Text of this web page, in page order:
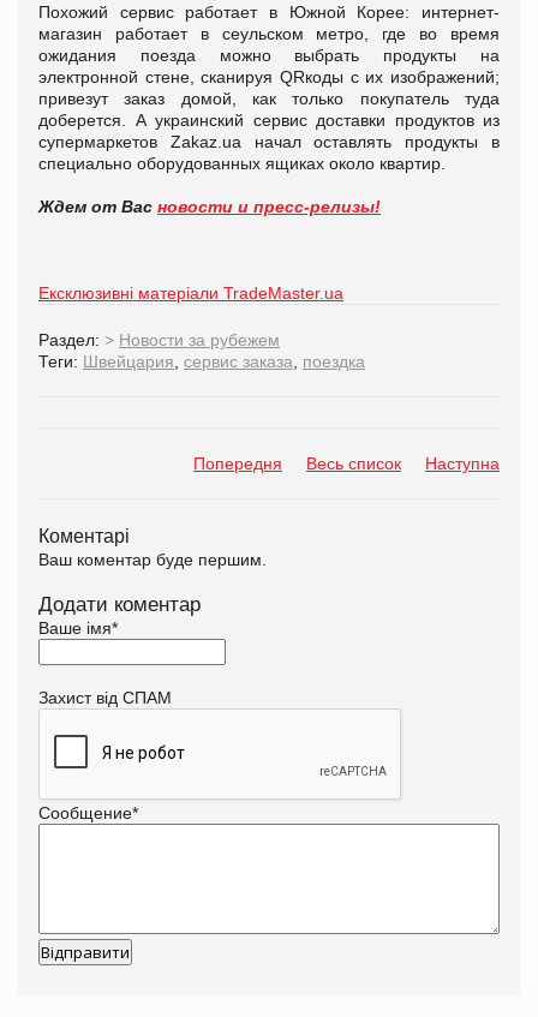
Похожий сервис работает в Южной Корее: интернет-
магазин работает в сеульском метро, где во время
ожидания поезда можно выбрать продукты на
электронной стене, сканируя QRкоды с их изображений;
привезут заказ домой, как только покупатель туда
доберется. А украинский сервис доставки продуктов из
супермаркетов Zakaz.ua начал оставлять продукты в
специально оборудованных ящиках около квартир.
Ждем от Вас новости и пресс-релизы!
Ексклюзивні матеріали TradeMaster.ua
Раздел: > Новости за рубежем
Теги: Швейцария сервис заказа поездка
Попередня Весь список Наступна
Коментарі
Ваш коментар буде першим.
Додати коментар
Ваше імя*
Захист від СПАМ
Сообщение*